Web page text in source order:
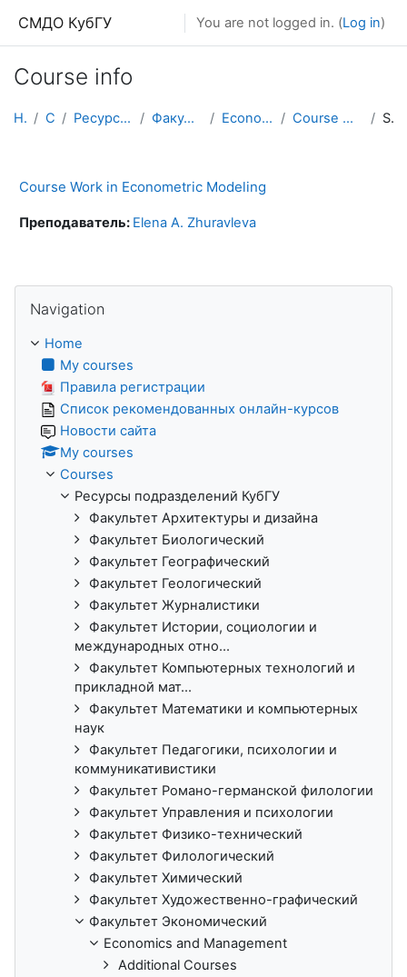
СМДО КубГУ You are not logged in. (Log in)
Course info
Home Courses Ресурсы подразделений КубГУ Факультет Экономический Economics and Management Course Work in Econometric Modeling Summary
Course Work in Econometric Modeling
Преподаватель: Elena A. Zhuravleva
Navigation
Home
My courses
Правила регистрации
Список рекомендованных онлайн-курсов
Новости сайта
My courses
Courses
Ресурсы подразделений КубГУ
Факультет Архитектуры и дизайна
Факультет Биологический
Факультет Географический
Факультет Геологический
Факультет Журналистики
Факультет Истории, социологии и
международных отно...
Факультет Компьютерных технологий и
прикладной мат...
Факультет Математики и компьютерных
наук
Факультет Педагогики, психологии и
коммуникативистики
Факультет Романо-германской филологии
Факультет Управления и психологии
Факультет Физико-технический
Факультет Филологический
Факультет Химический
Факультет Художественно-графический
Факультет Экономический
Economics and Management
Additional Сourses